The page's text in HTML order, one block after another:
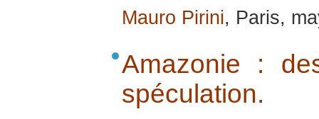
Mauro Pirini, Paris,
Amazonie :
spéculation.